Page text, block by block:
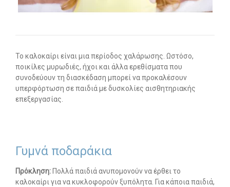
-- Λογοθεραπεία
-- Ειδική Αγωγή
-- Παιδοψυχίατρος
-- Πρώιμη Παρέμβαση
-- Εργοθεραπεία
Το καλοκαίρι είναι μια περίοδος χαλάρωσης. Ωστόσο,
ποικίλες μυρωδιές, ήχοι και άλλα ερεθίσματα που
συνοδεύουν τη διασκέδαση μπορεί να προκαλέσουν
υπερφόρτωση σε παιδιά με δυσκολίες αισθητηριακής
επεξεργασίας.
Γυμνά ποδαράκια
Πρόκληση: Πολλά παιδιά ανυπομονούν να έρθει το
καλοκαίρι για να κυκλοφορούν ξυπόλητα. Για κάποια παιδιά,